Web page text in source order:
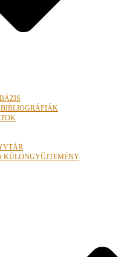
BIBLIOGRÁFIÁK
KÜLÖNGYŰJTEMÉNY